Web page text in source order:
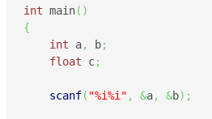
int main( )
{
int a, b;
float c;
scanf( "%i%i" , &a, &b) ;